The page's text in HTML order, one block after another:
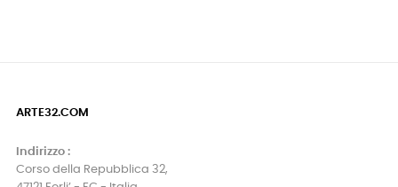
ARTE32.COM
Indirizzo :
Corso della Repubblica 32,